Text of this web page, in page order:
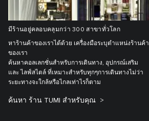
มีร้านอยู่คลอบคลุมกว่า 300 สาขาทั่วโลก
หาร้านค้าของเราได้ด้วย เครื่องมือระบุตำแหน่งร้านค้า
ของเรา
ค้นหาคอลเลกชั่นสำหรับการเดินทาง, อุปกรณ์เสริม
และ ไลฟ์สไตล์ ที่เหมาะสำหรับทุกๆการเดินทางไม่ว่า
ระยะทางจะใกล้หรือไกลเท่าไรก็ตาม
ค้นหา ร้าน TUMI สำหรับคุณ